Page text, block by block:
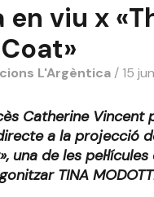
en viu x
L'Argèntica/ 15
Catherine Vincent
a la projecció
una de les
TINA